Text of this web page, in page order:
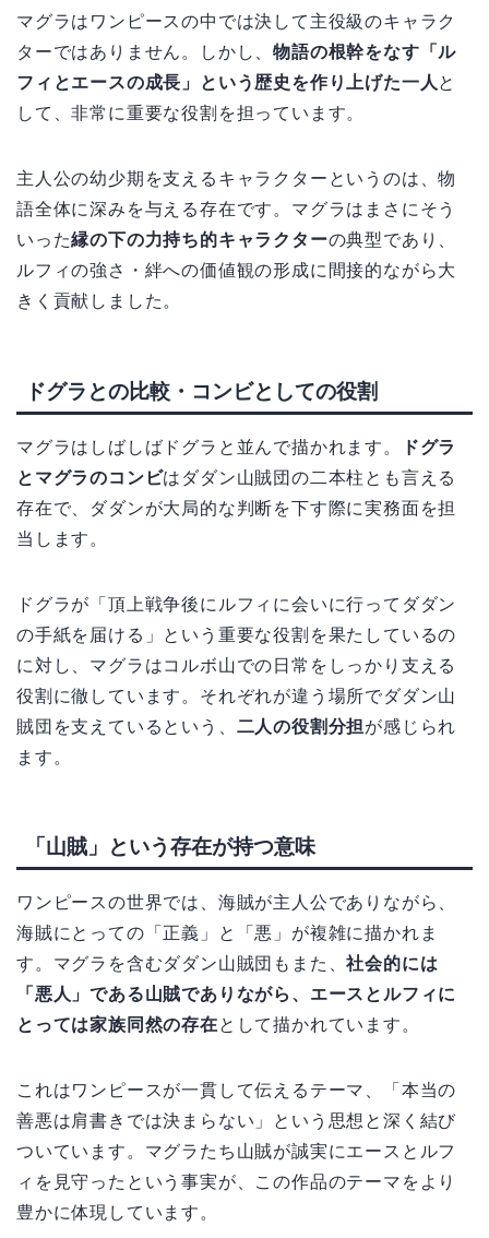
マグラはワンピースの中では決して主役級のキャラク
ターではありません。しかし、物語の根幹をなす「ル
フィとエースの成長」という歴史を作り上げた一人 と
して、非常に重要な役割を担っています。
主人公の幼少期を支えるキャラクターというのは、物
語全体に深みを与える存在です。マグラはまさにそう
いった縁の下の力持ち的キャラクターの典型であり、
ルフィの強さ・絆への価値観の形成に間接的ながら大
きく貢献しました。
ドグラとの比較・コンビとしての役割
マグラはしばしばドグラと並んで描かれます。
ドグラ
とマグラのコンビはダダン山賊団の二本柱とも言える
存在で、ダダンが大局的な判断を下す際に実務面を担
当します。
ドグラが「頂上戦争後にルフィに会いに行ってダダン
の手紙を届ける」という重要な役割を果たしているの
に対し、マグラはコルボ山での日常をしっかり支える
役割に徹しています。それぞれが違う場所でダダン山
賊団を支えているという、 二人の役割分担が感じられ
ます。
「山賊」という存在が持つ意味
ワンピースの世界では、海賊が主人公でありながら、
海賊にとっての「正義」と「悪」が複雑に描かれま
す。マグラを含むダダン山賊団もまた、社会的には
「悪人」である山賊でありながら、エースとルフィに
とっては家族同然の存在として描かれています。
これはワンピースが一貫して伝えるテーマ、「本当の
善悪は肩書きでは決まらない」という思想と深く結び
ついています。マグラたち山賊が誠実にエースとルフ
ィを見守ったという事実が、この作品のテーマをより
豊かに体現しています。